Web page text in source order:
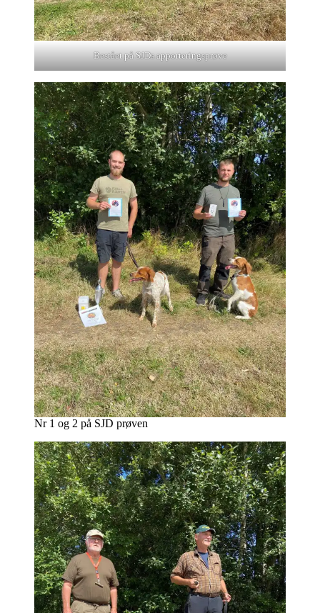
Bestået på SJDs apporteringsprøve
Nr 1 og 2 på SJD prøven